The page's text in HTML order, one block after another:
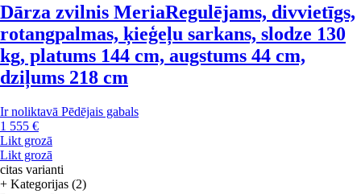
Dārza zvilnis MeriaRegulējams, divvietīgs,
rotangpalmas, ķieģeļu sarkans, slodze 130
kg, platums 144 cm, augstums 44 cm,
dziļums 218 cm
Ir noliktavā Pēdējais gabals
1 555 €
Likt grozā
Likt grozā
citas varianti
+ Kategorijas (2)